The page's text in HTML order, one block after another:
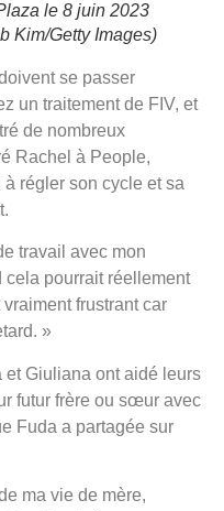
le 8 juin 2023
Kim/Getty Images)
se passer
un traitement de FIV, et
de nombreux
Rachel à People,
régler son cycle et sa
travail avec mon
cela pourrait réellement
frustrant car
»
et Giuliana ont aidé leurs
futur frère ou sœur avec
Fuda a partagée sur
ma vie de mère,